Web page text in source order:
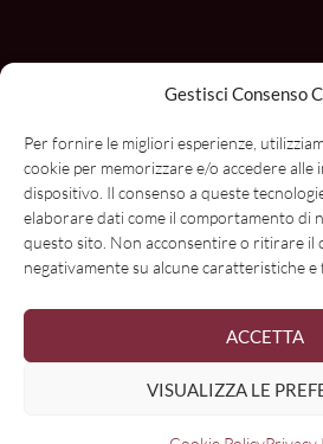
Gestisci Consenso
Per fornire le migliori esperienze,
cookie per memorizzare e/o accedere alle
dispositivo. Il consenso a queste
elaborare dati come il comportamento di
questo sito. Non acconsentire o ritirare il
negativamente su alcune caratteristiche e
ACCETTA
VISUALIZZA LE